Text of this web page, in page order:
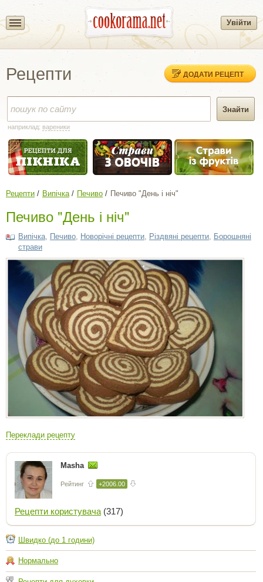
Увійти
Рецепти ДОДАТИ РЕЦЕПТ
наприклад: вареники
Рецепти Випічка Печиво Печиво "День і ніч"
Печиво "День і ніч"
Випічка Печиво Новорічні рецепти Різдвяні рецепти Борошняні
страви
Переклади рецепту
Masha
Рейтинг +2006.00
Рецепти користувача (317)
Швидко (до 1 години)
Нормально